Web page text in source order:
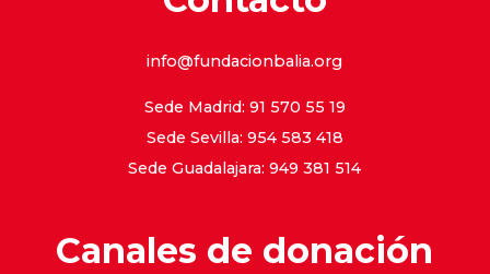
info@fundacionbalia.org
Sede Madrid: 91 570 55 19
Sede Sevilla: 954 583 418
Sede Guadalajara: 949 381 514
Canales de donación